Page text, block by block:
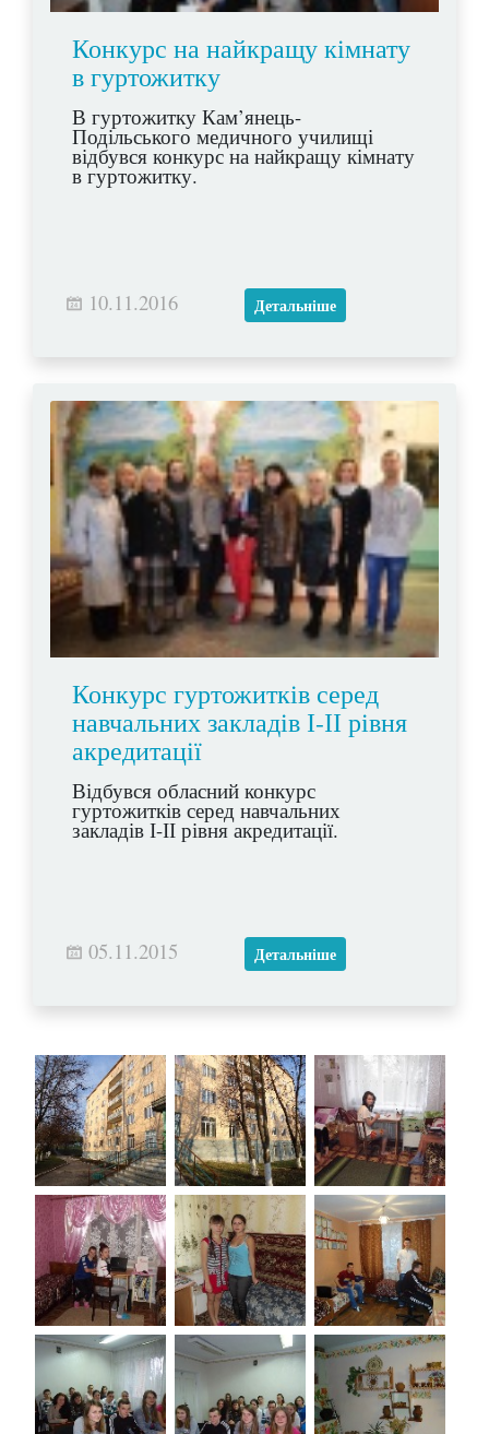
Конкурс на найкращу кімнату
в гуртожитку
В гуртожитку Кам’янець-
Подільського медичного училищі
відбувся конкурс на найкращу кімнату
в гуртожитку.
10.11.2016 Детальніше
Конкурс гуртожитків серед
навчальних закладів І-ІІ рівня
акредитації
Відбувся обласний конкурс
гуртожитків серед навчальних
закладів І-ІІ рівня акредитації.
05.11.2015 Детальніше